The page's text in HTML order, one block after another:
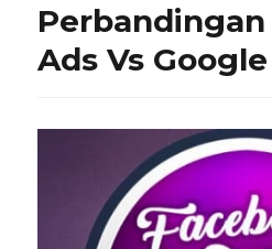
Ads Vs Google